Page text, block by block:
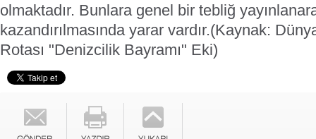
olmaktadır. Bunlara genel bir tebliğ
kazandırılmasında yarar vardır.(Kaynak:
Rotası "Denizcilik Bayramı" Eki)